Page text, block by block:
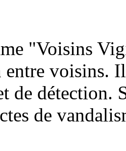
"Voisins
entre voisins.
de détection.
de